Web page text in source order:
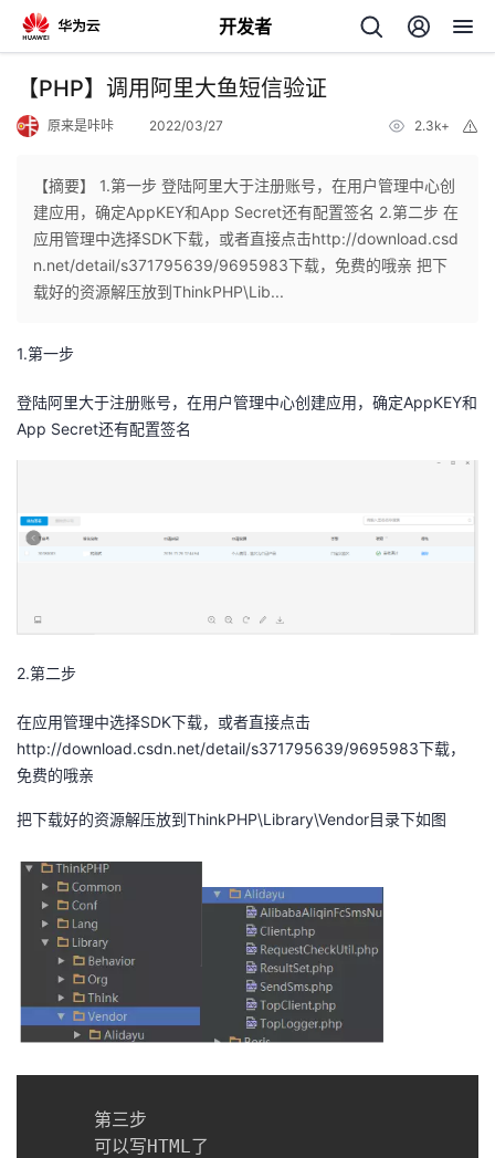
开发者
返
个
页
开
者
的
客
我
论
的
我
播
活
动
的
关
注
我
发
Programs
我
【PHP】调用阿里大鱼短信验证
原来是咔咔 2022/03/27 2.3k+
【摘要】 1.第一步 登陆阿里大于注册账号，在用户管理中心创
建应用，确定AppKEY和App Secret还有配置签名 2.第二步 在
应用管理中选择SDK下载，或者直接点击http://download.csd
n.net/detail/s371795639/9695983下载，免费的哦亲 把下
载好的资源解压放到ThinkPHP\Lib...
1.第一步
登陆阿里大于注册账号，在用户管理中心创建应用，确定AppKEY和
App Secret还有配置签名
2.第二步
在应用管理中选择SDK下载，或者直接点击
http://download.csdn.net/detail/s371795639/9695983下载，
免费的哦亲
把下载好的资源解压放到ThinkPHP\Library\Vendor目录下如图
      第三步
      可以写HTML了